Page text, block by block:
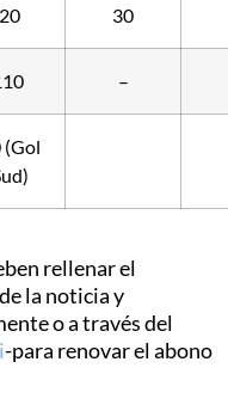
20 30
–
(Gol
rellenar el
la noticia y
o a través del
-para renovar el abono